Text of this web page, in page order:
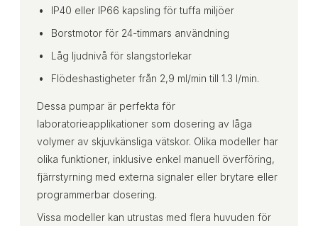
IP40 eller IP66 kapsling för tuffa miljöer
Borstmotor för 24-timmars användning
Låg ljudnivå för slangstorlekar
Flödeshastigheter från 2,9 ml/min till 1.3 l/min.
Dessa pumpar är perfekta för
laboratorieapplikationer som dosering av låga
volymer av skjuvkänsliga vätskor. Olika modeller har
olika funktioner, inklusive enkel manuell överföring,
fjärrstyrning med externa signaler eller brytare eller
programmerbar dosering.
Vissa modeller kan utrustas med flera huvuden för